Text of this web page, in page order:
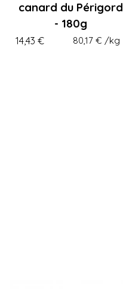
canard du Périgord
- 180g
14,43 € 80,17 € /kg